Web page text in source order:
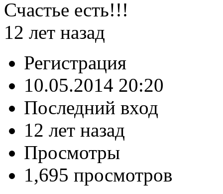
Счастье есть!!!
12 лет назад
Регистрация
10.05.2014 20:20
Последний вход
12 лет назад
Просмотры
1,695 просмотров